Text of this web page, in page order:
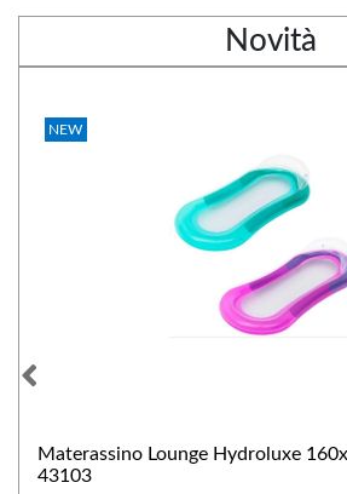
Novità
NEW
Materassino Lounge Hydroluxe
43103